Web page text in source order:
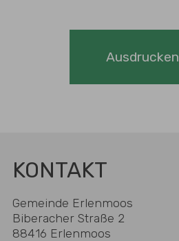
Ausdrucken
KONTAKT
Gemeinde Erlenmoos
Biberacher Straße 2
88416 Erlenmoos